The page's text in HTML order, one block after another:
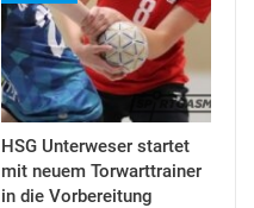
HSG Unterweser startet
mit neuem Torwarttrainer
in die Vorbereitung